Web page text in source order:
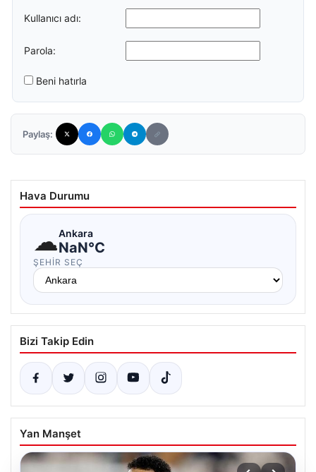
Kullanıcı adı:
Parola:
Beni hatırla
Paylaş:
Hava Durumu
☁Ankara
NaN°C
ŞEHIR SEÇ
Bizi Takip Edin
Yan Manşet